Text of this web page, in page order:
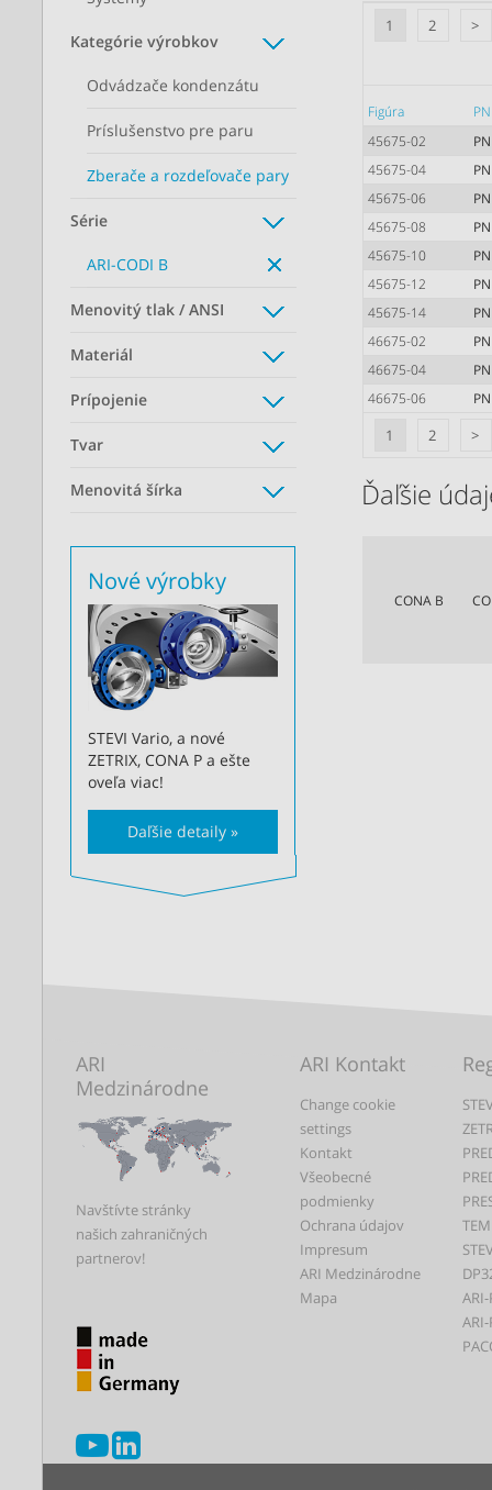
1 2 >
Figúra PN
1 2 >
45675-02
45675-04
45675-06
45675-08
45675-10
45675-12
45675-14
46675-02
46675-04
46675-06
Ďaľšie
CONA B
Kategórie výrobkov
Odvádzače kondenzátu
Príslušenstvo pre paru
Zberače a rozdeľovače pary
Série
ARI-CODI B
Menovitý tlak / ANSI
Materiál
Prípojenie
Tvar
Menovitá šírka
Nové výrobky
STEVI Vario, a nové
ZETRIX, CONA P a ešte
oveľa viac!
Daľšie detaily »
ARI
Medzinárodne
Navštívte stránky
našich zahraničných
partnerov!
ARI Kontakt
Change cookie
settings
Kontakt
Všeobecné
podmienky
Ochrana údajov
Impresum
ARI Medzinárodne
Mapa